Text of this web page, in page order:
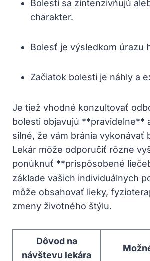
Bolesti sa zintenzívňujú
charakter.
Bolesť je výsledkom úrazu
Začiatok bolesti je náhly a
Je tiež vhodné konzultovať
bolesti objavujú **pravidelne**
silné, že vám bránia vykonávať
Lekár môže odporučiť rôzne
ponúknuť **prispôsobené
základe vašich individuálnych
môže obsahovať lieky,
zmeny životného štýlu.
Dôvod na
návštevu lekára